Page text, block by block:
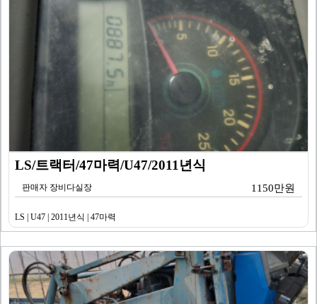
LS/트랙터/47마력/U47/2011년식
판매자 장비다실장 1150만원
LS | U47 | 2011년식 | 47마력